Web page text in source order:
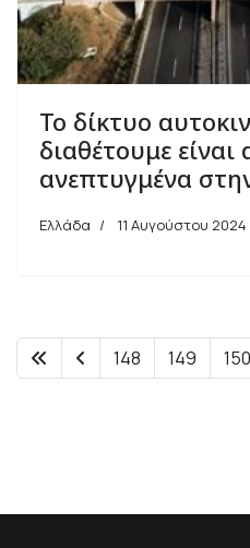
Το δίκτυο
διαθέτουμε
ανεπτυγμένα
Ελλάδα 11 Αυγούστου 2024
148 149 150